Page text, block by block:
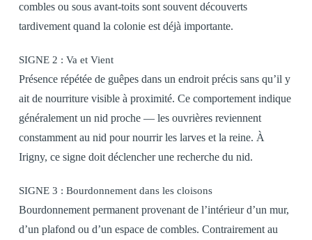
combles ou sous avant-toits sont souvent découverts
tardivement quand la colonie est déjà importante.
SIGNE 2 : Va et Vient
Présence répétée de guêpes dans un endroit précis sans qu’il y
ait de nourriture visible à proximité. Ce comportement indique
généralement un nid proche — les ouvrières reviennent
constamment au nid pour nourrir les larves et la reine. À
Irigny, ce signe doit déclencher une recherche du nid.
SIGNE 3 : Bourdonnement dans les cloisons
Bourdonnement permanent provenant de l’intérieur d’un mur,
d’un plafond ou d’un espace de combles. Contrairement au